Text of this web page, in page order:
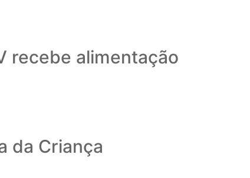
recebe alimentação
da Criança